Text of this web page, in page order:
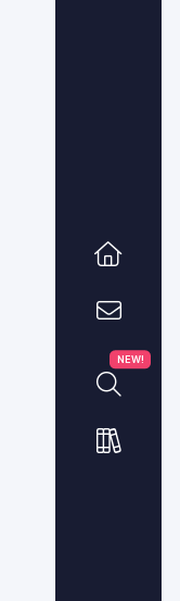
NEW!